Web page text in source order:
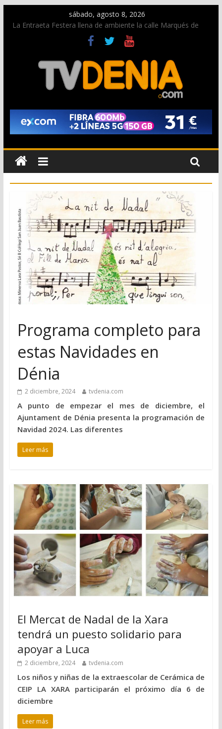
sábado, agosto 8, 2026
La Entraeta Festera llena de ambiente la calle Marqués de
Campo con la recepción a la Capitanía Cristiana
Dos personas fallecen en un grave accidente en la N-332
entre Benissa y Calp
Una nueva oportunidad para donar sangre en Cruz Roja
El bando moro protagonista en la Segunda Entraeta Festera
Paco Adsuar dona al Arxiu de Dénia más de 50.000 imágenes
de la memoria visual de la ciudad
Programa completo para
estas Navidades en
Dénia
2 diciembre, 2024 tvdenia.com
A punto de empezar el mes de diciembre, el
Ajuntament de Dénia presenta la programación de
Navidad 2024. Las diferentes
Leer más
El Mercat de Nadal de la Xara
tendrá un puesto solidario para
apoyar a Luca
2 diciembre, 2024 tvdenia.com
Los niños y niñas de la extraescolar de Cerámica de
CEIP LA XARA participarán el próximo día 6 de
diciembre
Leer más